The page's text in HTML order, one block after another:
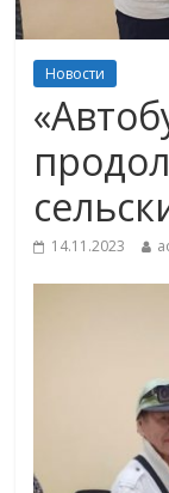
Новости
14.11.2023